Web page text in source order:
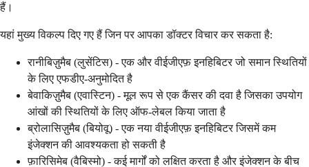
हैं।
यहां मुख्य विकल्प दिए गए हैं जिन पर आपका डॉक्टर विचार कर सकता है:
रानीबिज़ुमैब (लुसेंटिस) - एक और वीईजीएफ़ इनहिबिटर जो समान स्थितियों
के लिए एफडीए-अनुमोदित है
बेवाकिज़ुमैब (एवास्टिन) - मूल रूप से एक कैंसर की दवा है जिसका उपयोग
आंखों की स्थितियों के लिए ऑफ-लेबल किया जाता है
ब्रोलासिज़ुमैब (बियोवू) - एक नया वीईजीएफ़ इनहिबिटर जिसमें कम
इंजेक्शन की आवश्यकता हो सकती है
फ़ारिसिमेब (वैबिस्मो) - कई मार्गों को लक्षित करता है और इंजेक्शन के बीच